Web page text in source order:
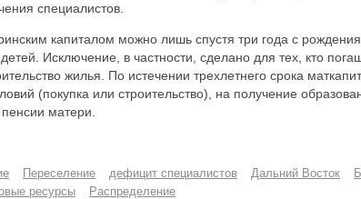
специалистов.
капиталом можно лишь спустя три года с
Исключение, в частности, сделано для тех, кто
жилья. По истечении трехлетнего срока
(покупка или строительство), на получение
матери.
Переселение дефицит специалистов Дальний Восток
ресурсы Распределение